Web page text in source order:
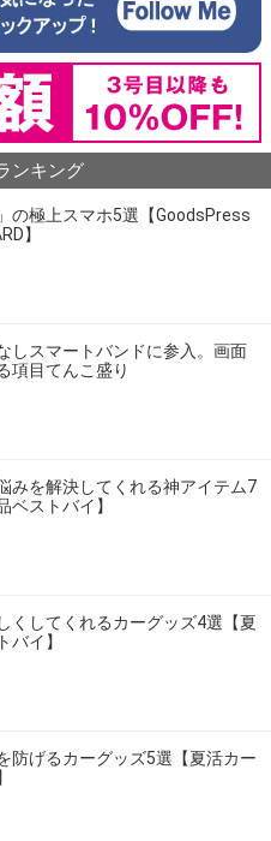
ンキング
の極上スマホ5選【GoodsPress
】
しスマートバンドに参入。画面
項目てんこ盛り
みを解決してくれる神アイテム7
ベストバイ】
くしてくれるカーグッズ4選【夏
バイ】
防げるカーグッズ5選【夏活カー